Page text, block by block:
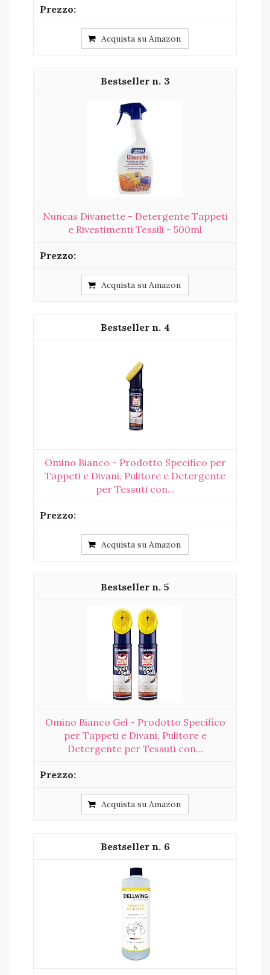
Acquista su Amazon
3
Nuncas Divanette - Detergente Tappeti
e Rivestimenti Tessili - 500ml
Acquista su Amazon
4
Omino Bianco - Prodotto Specifico per
Tappeti e Divani, Pulitore e Detergente
per Tessuti con...
Acquista su Amazon
5
Omino Bianco Gel - Prodotto Specifico
per Tappeti e Divani, Pulitore e
Detergente per Tessuti con...
Acquista su Amazon
6